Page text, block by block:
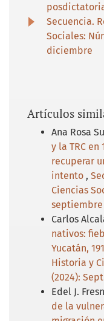
Secuencia.
Sociales:
diciembre
Artículos
Ana Rosa
y la TRC
recuperar
intento ,
Ciencias
Carlos
nativos:
Yucatán,
Historia y
(2024):
Edel J.
de la